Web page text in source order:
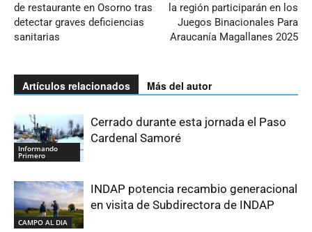
de restaurante en Osorno tras
detectar graves deficiencias
sanitarias
la región participarán en los
Juegos Binacionales Para
Araucanía Magallanes 2025
Artículos relacionados Más del autor
Informando
Primero
Cerrado durante esta jornada el Paso
Cardenal Samoré
CAMPO AL DIA
INDAP potencia recambio generacional
en visita de Subdirectora de INDAP